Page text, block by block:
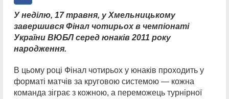
У неділю, 17 травня, у Хмельницькому
завершився Фінал чотирьох в чемпіонаті
України ВЮБЛ серед юнаків 2011 року
народження.
В цьому році Фінал чотирьох у юнаків проходить у
форматі матчів за круговою системою — кожна
команда зіграє з кожною, а переможець турнірної